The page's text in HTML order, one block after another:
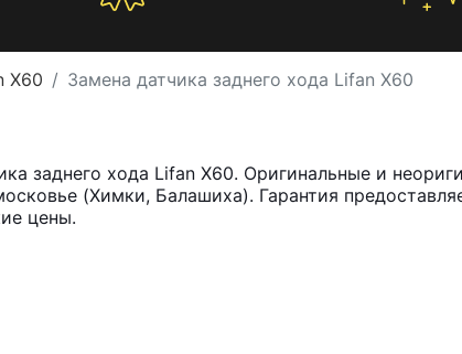
X60 Замена датчика заднего хода Lifan X60
заднего хода Lifan X60. Оригинальные и
(Химки, Балашиха). Гарантия
цены.